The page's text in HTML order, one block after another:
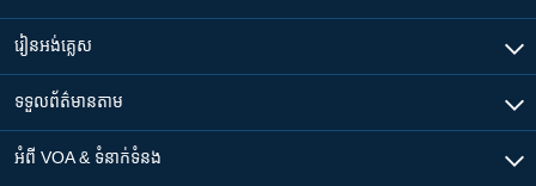
រៀន​​អង់គ្លេស
ទទួល​ព័ត៌មាន​តាម
អំពី​ VOA & ទំនាក់ទំនង